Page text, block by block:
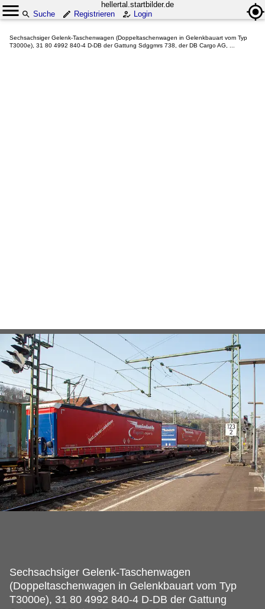
hellertal.startbilder.de
Suche
Registrieren Login
Sechsachsiger Gelenk-Taschenwagen (Doppeltaschenwagen in Gelenkbauart vom Typ
T3000e), 31 80 4992 840-4 D-DB der Gattung Sdggmrs 738, der DB Cargo AG, ...
Sechsachsiger Gelenk-Taschenwagen
(Doppeltaschenwagen in Gelenkbauart vom Typ
T3000e), 31 80 4992 840-4 D-DB der Gattung